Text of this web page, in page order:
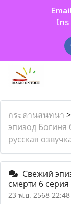
โทร
กระดานสนทนา >
эпизод Богиня
русская
Свежий
смерти 6 серия
23 พ.ย. 2568 22:48